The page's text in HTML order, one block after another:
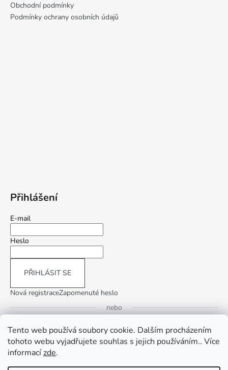
Tento web používá soubory cookie. Dalším procházením
tohoto webu vyjadřujete souhlas s jejich používáním.. Více
informacízde.
Obchodní podmínky
Podmínky ochrany osobních údajů
Přihlášení
E-mail
Heslo
PŘIHLÁSIT SE
Nová registraceZapomenuté heslo
nebo
Přihlásit se přes Google